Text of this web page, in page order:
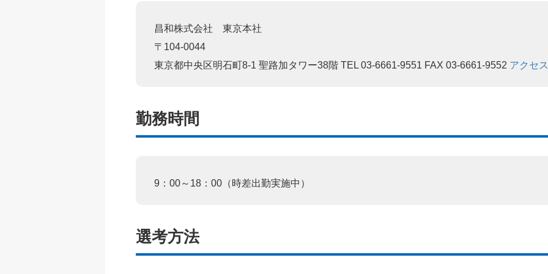
昌和株式会社 東京本社
〒104-0044
東京都中央区明石町8-1 聖路加タワー38階 TEL 03-6661-9551 FAX 03-6661-9552 アクセ
勤務時間
9：00～18：00（時差出勤実施中）
選考方法